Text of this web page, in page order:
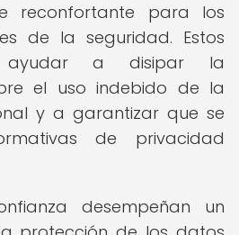
reconfortante para los
de la seguridad. Estos
ayudar a disipar la
el uso indebido de la
y a garantizar que se
de privacidad
desempeñan un